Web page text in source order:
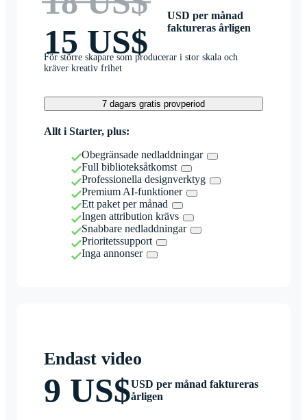
15 US$
USD per månad
faktureras årligen
För större skapare som producerar i stor skala och
kräver kreativ frihet
7 dagars gratis provperiod
Allt i Starter, plus:
Obegränsade nedladdningar
Full biblioteksåtkomst
Professionella designverktyg
Premium AI-funktioner
Ett paket per månad
Ingen attribution krävs
Snabbare nedladdningar
Prioritetssupport
Inga annonser
Endast video
9 US$USD per månad faktureras
årligen